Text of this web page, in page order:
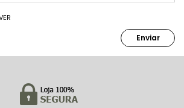
Enviar